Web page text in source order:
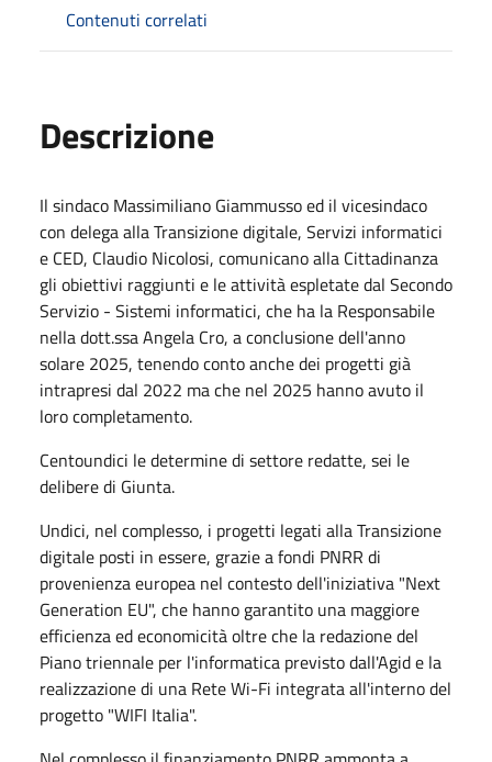
Contenuti correlati
Descrizione
Il sindaco Massimiliano Giammusso ed il vicesindaco
con delega alla Transizione digitale, Servizi informatici
e CED, Claudio Nicolosi, comunicano alla Cittadinanza
gli obiettivi raggiunti e le attività espletate dal Secondo
Servizio - Sistemi informatici, che ha la Responsabile
nella dott.ssa Angela Cro, a conclusione dell'anno
solare 2025, tenendo conto anche dei progetti già
intrapresi dal 2022 ma che nel 2025 hanno avuto il
loro completamento.
Centoundici le determine di settore redatte, sei le
delibere di Giunta.
Undici, nel complesso, i progetti legati alla Transizione
digitale posti in essere, grazie a fondi PNRR di
provenienza europea nel contesto dell'iniziativa "Next
Generation EU", che hanno garantito una maggiore
efficienza ed economicità oltre che la redazione del
Piano triennale per l'informatica previsto dall'Agid e la
realizzazione di una Rete Wi-Fi integrata all'interno del
progetto "WIFI Italia".